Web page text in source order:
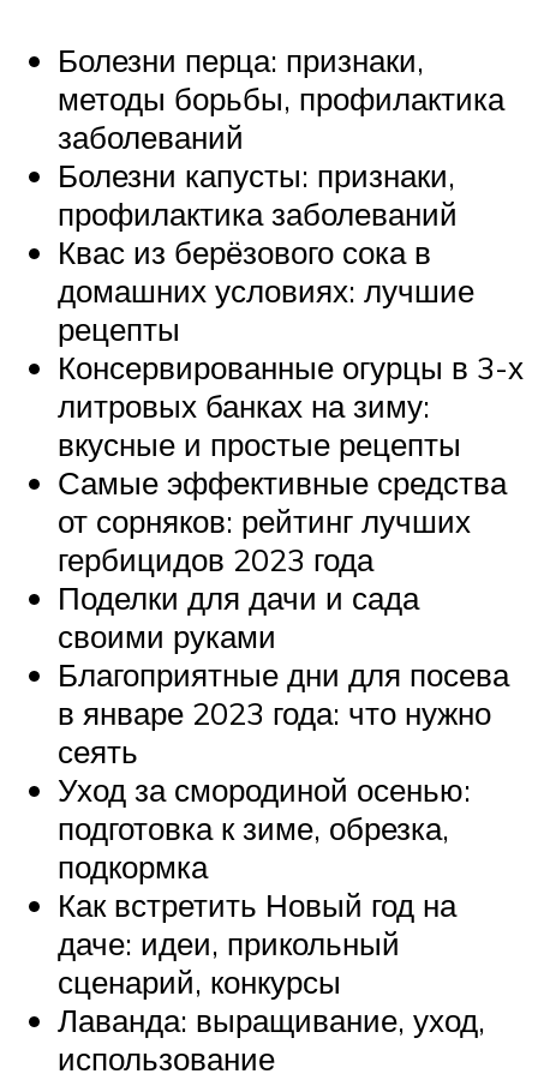
Болезни перца: признаки,
методы борьбы, профилактика
заболеваний
Болезни капусты: признаки,
профилактика заболеваний
Квас из берёзового сока в
домашних условиях: лучшие
рецепты
Консервированные огурцы в 3-х
литровых банках на зиму:
вкусные и простые рецепты
Самые эффективные средства
от сорняков: рейтинг лучших
гербицидов 2023 года
Поделки для дачи и сада
своими руками
Благоприятные дни для посева
в январе 2023 года: что нужно
сеять
Уход за смородиной осенью:
подготовка к зиме, обрезка,
подкормка
Как встретить Новый год на
даче: идеи, прикольный
сценарий, конкурсы
Лаванда: выращивание, уход,
использование